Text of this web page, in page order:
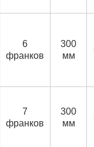
6
франков
300
мм
7
франков
300
мм